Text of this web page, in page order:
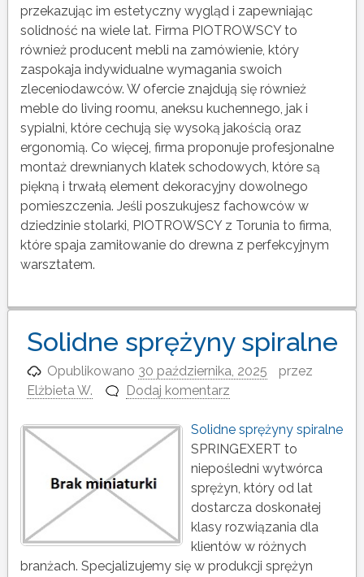
przekazując im estetyczny wygląd i zapewniając
solidność na wiele lat. Firma PIOTROWSCY to
również producent mebli na zamówienie, który
zaspokaja indywidualne wymagania swoich
zleceniodawców. W ofercie znajdują się również
meble do living roomu, aneksu kuchennego, jak i
sypialni, które cechują się wysoką jakością oraz
ergonomią. Co więcej, firma proponuje profesjonalne
montaż drewnianych klatek schodowych, które są
piękną i trwałą element dekoracyjny dowolnego
pomieszczenia. Jeśli poszukujesz fachowców w
dziedzinie stolarki, PIOTROWSCY z Torunia to firma,
które spaja zamiłowanie do drewna z perfekcyjnym
warsztatem.
Solidne sprężyny spiralne
Opublikowano 30 października, 2025
przez
Elżbieta W.
Dodaj komentarz
Solidne sprężyny spiralne
SPRINGEXERT to
niepośledni wytwórca
sprężyn, który od lat
dostarcza doskonałej
klasy rozwiązania dla
klientów w różnych
branżach. Specjalizujemy się w produkcji sprężyn